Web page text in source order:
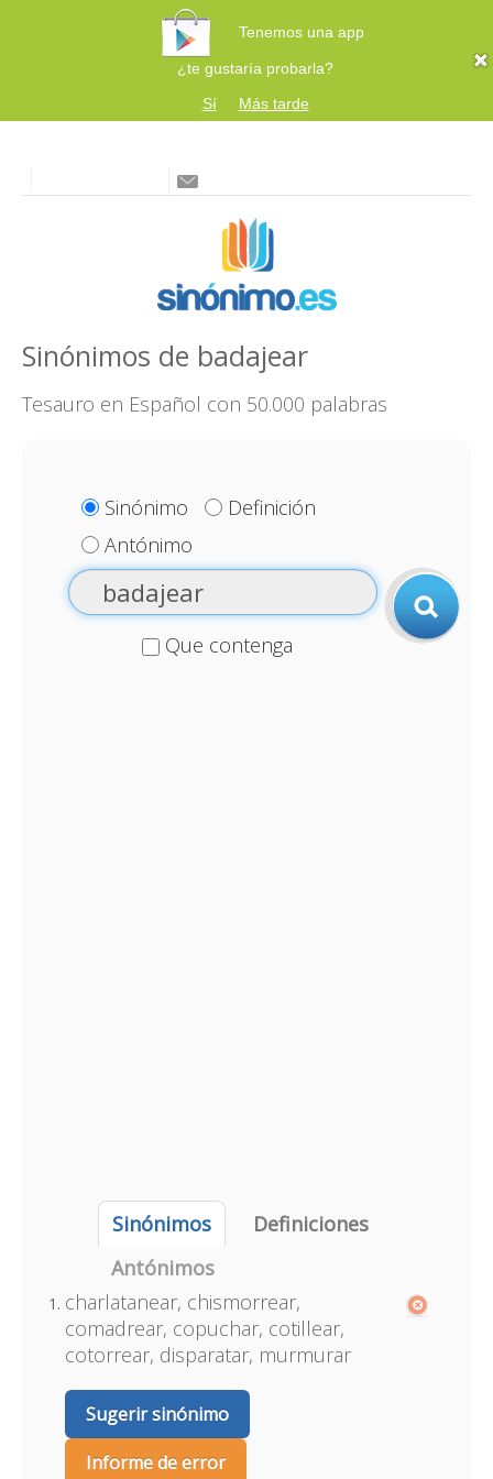
Tenemos una app
¿te gustaría probarla?
Sí
Más tarde
Sinónimos de badajear
Tesauro en Español con 50.000 palabras
Sinónimo
Definición
Antónimo
Que contenga
Sinónimos
Definiciones
Antónimos
charlatanear, chismorrear,
comadrear, copuchar, cotillear,
cotorrear, disparatar, murmurar
Sugerir sinónimo
Informe de error